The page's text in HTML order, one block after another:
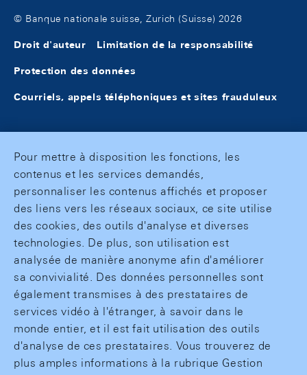
© Banque nationale suisse, Zurich (Suisse) 2026
Droit d'auteur Limitation de la responsabilité
Protection des données
Courriels, appels téléphoniques et sites frauduleux
Pour mettre à disposition les fonctions, les
contenus et les services demandés,
personnaliser les contenus affichés et proposer
des liens vers les réseaux sociaux, ce site utilise
des cookies, des outils d'analyse et diverses
technologies. De plus, son utilisation est
analysée de manière anonyme afin d'améliorer
sa convivialité. Des données personnelles sont
également transmises à des prestataires de
services vidéo à l'étranger, à savoir dans le
monde entier, et il est fait utilisation des outils
d'analyse de ces prestataires. Vous trouverez de
plus amples informations à la rubrique Gestion